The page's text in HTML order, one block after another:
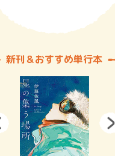
新刊＆おすすめ単行本